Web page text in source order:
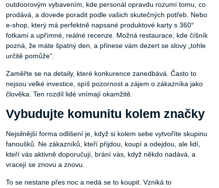
outdoorovým vybavením, kde personál opravdu rozumí tomu, co
prodává, a dovede poradit podle vašich skutečných potřeb. Nebo
e-shop, který má perfektně napsané produktové karty s 360°
fotkami a upřímné, reálné recenze. Možná restaurace, kde číšník
pozná, že máte špatný den, a přinese vám dezert se slovy „tohle
určitě pomůže“.
Zaměřte se na detaily, které konkurence zanedbává. Často to
nejsou velké investice, spíš pozornost a zájem o zákazníka jako
člověka. Ten rozdíl lidé vnímají okamžitě.
Vybudujte komunitu kolem značky
Nejsilnější forma odlišení je, když si kolem sebe vytvoříte skupinu
fanoušků. Ne zákazníků, kteří přijdou, koupí a odejdou, ale lidí,
kteří vás aktivně doporučují, brání vás, když někdo nadává, a
vracejí se znovu a znovu.
To se nestane přes noc a nedá se to koupit. Vzniká to